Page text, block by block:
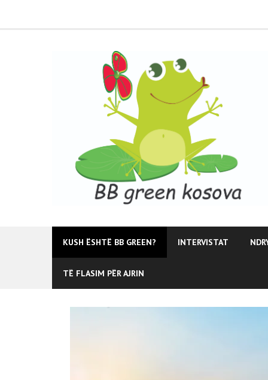
KUSH ËSHTË BB GREEN? INTERVISTAT
TË FLASIM PËR AJRIN